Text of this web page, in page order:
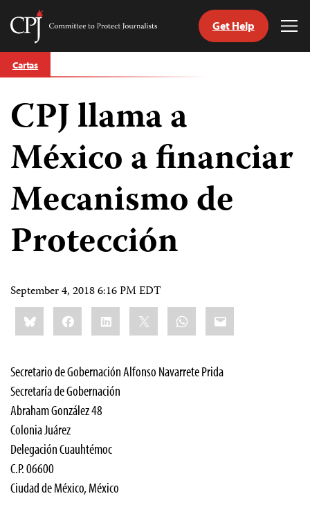
Skip
to
Committee
Journalists
Get Help
Cartas
CPJ llama a
México a financiar
Mecanismo de
Protección
September 4, 2018 6:16 PM EDT
Share
this:BlueskyFacebookLinkedIn WhatsApp
Email
Secretario de Gobernación Alfonso Navarrete Prida
Secretaría de Gobernación
Abraham González 48
Colonia Juárez
Delegación Cuauhtémoc
C.P. 06600
Ciudad de México, México